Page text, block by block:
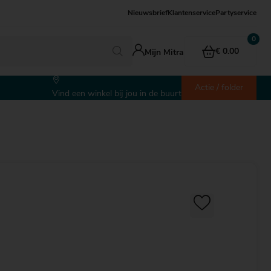
Nieuwsbrief KlantenservicePartyservice
Mijn Mitra € 0.00
Vind een winkel bij jou in de buurt
Actie / folder